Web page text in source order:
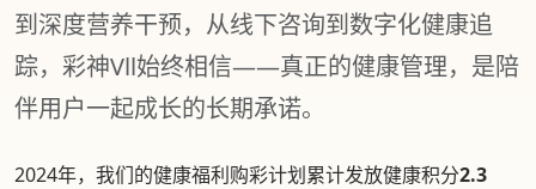
到深度营养干预，从线下咨询到数字化健康追
踪，彩神Vll始终相信——真正的健康管理，是陪
伴用户一起成长的长期承诺。
2024年，我们的健康福利购彩计划累计发放健康积分2.3